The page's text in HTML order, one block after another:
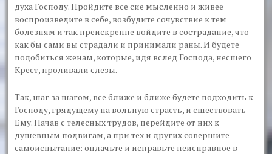
духа Господу. Пройдите все сие мысленно и живее
воспроизведите в себе, возбудите сочувствие к тем
болезням и так преискренне войдите в сострадание, что
как бы сами вы страдали и принимали раны. И будете
подобиться женам, которые, идя вслед Господа, несшего
Крест, проливали слезы.
Так, шаг за шагом, все ближе и ближе будете подходить к
Господу, грядущему на вольную страсть, и сшествовать
Ему. Начав с телесных трудов, перейдите от них к
душевным подвигам, а при тех и других совершите
самоиспытание: оплачьте и исправьте неисправное в